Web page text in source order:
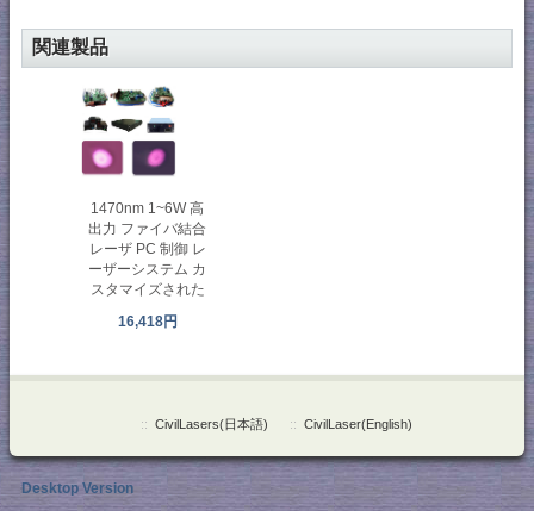
関連製品
1470nm 1~6W 高
出力 ファイバ結合
レーザ PC 制御 レ
ーザーシステム カ
スタマイズされた
16,418円
:: CivilLasers(日本語) :: CivilLaser(English)
Desktop Version